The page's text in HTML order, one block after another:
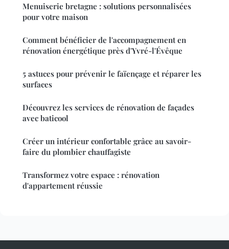
Menuiserie bretagne : solutions personnalisées
pour votre maison
Comment bénéficier de l'accompagnement en
rénovation énergétique près d'Yvré-l'Évêque
5 astuces pour prévenir le faïençage et réparer les
surfaces
Découvrez les services de rénovation de façades
avec baticool
Créer un intérieur confortable grâce au savoir-
faire du plombier chauffagiste
Transformez votre espace : rénovation
d'appartement réussie